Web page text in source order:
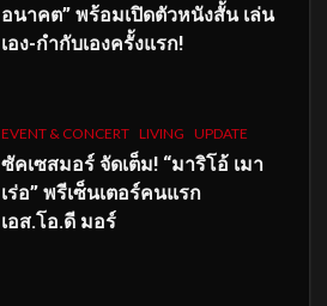
อนาคต” พร้อมเปิดตัวหนังสั้น เล่น
เอง-กำกับเองครั้งแรก!
EVENT & CONCERT LIVING UPDATE
ซัคเซสมอร์ จัดเต็ม! “มาริโอ้ เมา
เร่อ” พรีเซ็นเตอร์คนแรก
เอส.โอ.ดี มอร์